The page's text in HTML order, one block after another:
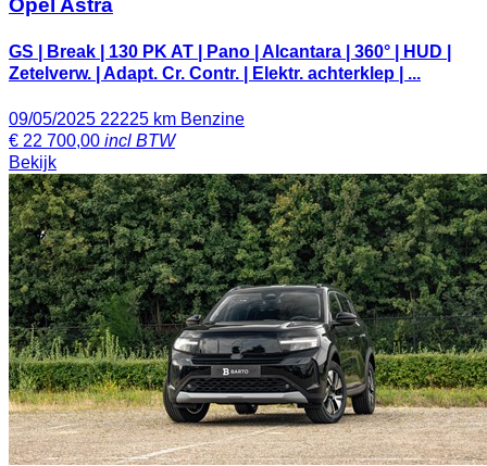
Opel Astra
GS | Break | 130 PK AT | Pano | Alcantara | 360° | HUD |
Zetelverw. | Adapt. Cr. Contr. | Elektr. achterklep | ...
09/05/2025 22225 km Benzine
€ 22 700,00 incl BTW
Bekijk